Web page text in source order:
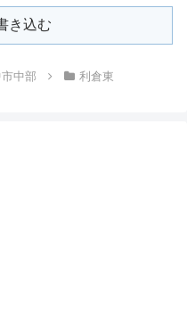
き込む
中部 利倉東